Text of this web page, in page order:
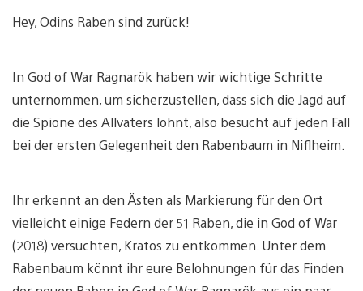
Hey, Odins Raben sind zurück!
In God of War Ragnarök haben wir wichtige Schritte
unternommen, um sicherzustellen, dass sich die Jagd auf
die Spione des Allvaters lohnt, also besucht auf jeden Fall
bei der ersten Gelegenheit den Rabenbaum in Niflheim.
Ihr erkennt an den Ästen als Markierung für den Ort
vielleicht einige Federn der 51 Raben, die in God of War
(2018) versuchten, Kratos zu entkommen. Unter dem
Rabenbaum könnt ihr eure Belohnungen für das Finden